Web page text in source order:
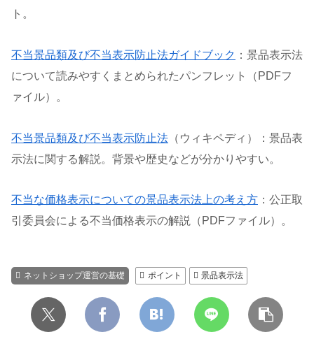
ト。
不当景品類及び不当表示防止法ガイドブック ：景品表示法
について読みやすくまとめられたパンフレット（PDFフ
ァイル）。
不当景品類及び不当表示防止法 （ウィキペディ）：景品表
示法に関する解説。背景や歴史などが分かりやすい。
不当な価格表示についての景品表示法上の考え方 ：公正取
引委員会による不当価格表示の解説（PDFファイル）。
ネットショップ運営の基礎 ポイント 景品表示法